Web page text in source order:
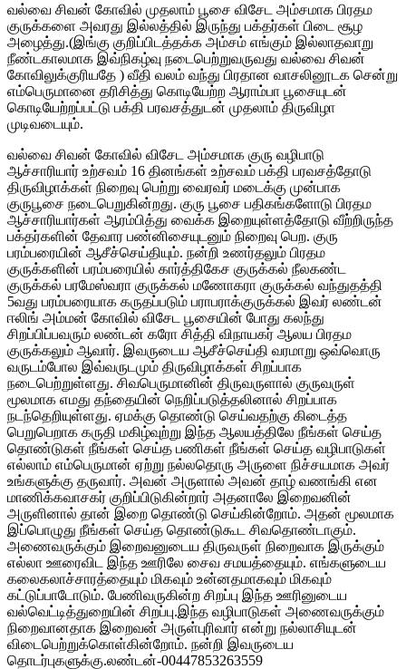
வல்வை சிவன் கோவில் முதலாம் பூசை விசேட அம்சமாக பிரதம
குருக்களை அவரது இல்லத்தில் இருந்து பக்தர்கள் பிடை சூழ
அழைத்து.(இங்கு குறிப்பிடத்தக்க அம்சம் எங்கும் இல்லாதவாறு
நீண்டகாலமாக இவ்நிகழ்வு நடைபெற்றுவருவது வல்வை சிவன்
கோவிலுக்குரியதே ) வீதி வலம் வந்து பிரதான வாசலினூடக சென்று
எம்பெருமானை தரிசித்து கொடியேற்ற ஆராம்பா பூசையுடன்
கொடியேற்றப்பட்டு பக்தி பரவசத்துடன் முதலாம் திருவிழா
முடிவடையும்.
வல்வை சிவன் கோவில் விசேட அம்சமாக குரு வழிபாடு
ஆச்சாரியார் உற்சவம் 16 தினங்கள் உற்சவம் பக்தி பரவசத்தோடு
திருவிழாக்கள் நிறைவு பெற்று வைரவர் மடைக்கு முன்பாக
குருபூசை நடைபெறுகின்றது. குரு பூசை பதிகங்களோடு பிரதம
ஆச்சாரியார்கள் ஆரம்பித்து வைக்க இறையுள்ளத்தோடு வீற்றிருந்த
பக்தர்களின் தேவார பண்னிசையுடனும் நிறைவு பெற. குரு
பரம்பரையின் ஆசீச்செய்தியும். நன்றி உணர்தலும் பிரதம
குருக்களின் பரம்பரையில் கார்த்திகேச குருக்கல் நீலகண்ட
குருக்கல் பரமேஸ்வரா குருக்கல் மணோகரா குருக்கல் வந்துதத்தி
5வது பரம்பரையாக கருதப்படும் பராபராக்குருக்கல் இவர் லண்டன்
ஈலிங் அம்மன் கோவில் விசேட பூசையின் போது கலந்து
சிறப்பிப்பவரும் லண்டன் கரோ சித்தி விநாயகர் ஆலய பிரதம
குருக்கலும் ஆவார். இவருடைய ஆசீச்செய்தி வரமாறு ஒவ்வொரு
வருடம்போல இவ்வருடமும் திருவிழாக்கள் சிறப்பாக
நடைபெற்றுள்ளது. சிவபெருமானின் திருவருளால் குருவருள்
மூலமாக எமது தந்தையின் நெறிப்படுத்தலினால் சிறப்பாக
நடந்தெறியுள்ளது. ஏமக்கு தொண்டு செய்வதற்கு கிடைத்த
பெறுபெறாக கருதி மகிழ்வுற்று இந்த ஆலயத்திலே நீங்கள் செய்த
தொண்டுகள் நீங்கள் செய்த பணிகள் நீங்கள் செய்த வழிபாடுகள்
எல்லாம் எம்பெருமான் ஏற்று நல்லதொரு அருளை நிச்சயமாக அவர்
உங்களுக்கு தருவார். அவன் அருளால் அவன் தாழ் வணங்கி என
மாணிக்கவாசகர் குறிப்பிடுகின்றார் அதனாலே இறைவனின்
அருளினால் தான் இறை தொண்டு செய்கின்றோம். அதன் மூலமாக
இப்பொழுது நீங்கள் செய்த தொண்டுகூட சிவதொண்டாகும்.
அணைவருக்கும் இறைவனுடைய திருவருள் நிறைவாக இருக்கும்
எல்லா ஊரைவிட இந்த ஊரிலே சைவ சமயத்தையும். எங்களுடைய
கலைகலாச்சாரத்தையும் மிகவும் உன்னதமாகவும் மிகவும்
கட்டுப்பாடோடும். பேணிவருகின்ற சிறப்பு இந்த ஊரினுடைய
வல்வெட்டித்துறையின் சிறப்பு.இந்த வழிபாடுகள் அணைவருக்கும்
நிறைவானதாக இறைவன் அருள்புரிவார் என்று நல்லாசியுடன்
விடைபெற்றுக்கொள்கின்றோம். நன்றி இவருடைய
தொடர்புகளுக்கு.லண்டன்-00447853263559